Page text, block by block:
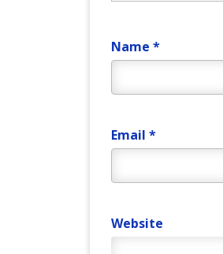
Name *
Email *
Website